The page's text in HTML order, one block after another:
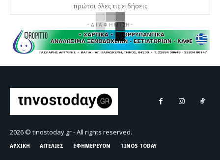
πρώτοι όλες τις ειδήσεις
- Δ Ι Α Φ Η Μ Ι ΣΗ -
2026 © tinostoday.gr - All rights reserved.
ΑΡΧΙΚΗ ΑΓΓΕΛΙΕΣ ΕΦΗΜΕΡΕΥΟΝ TINOS TODAY